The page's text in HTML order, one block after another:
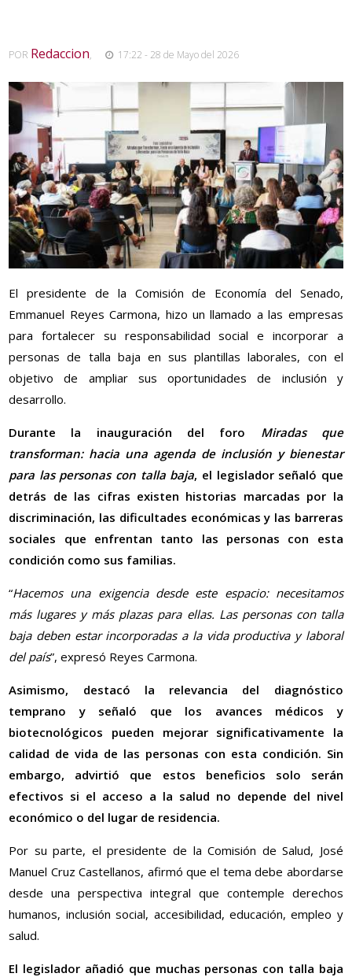
POR Redaccion, 17:22 - 28 de Mayo del 2026
El presidente de la Comisión de Economía del Senado,
Emmanuel Reyes Carmona, hizo un llamado a las empresas
para fortalecer su responsabilidad social e incorporar a
personas de talla baja en sus plantillas laborales, con el
objetivo de ampliar sus oportunidades de inclusión y
desarrollo.
Durante la inauguración del foro Miradas que
transforman: hacia una agenda de inclusión y bienestar
para las personas con talla baja, el legislador señaló que
detrás de las cifras existen historias marcadas por la
discriminación, las dificultades económicas y las barreras
sociales que enfrentan tanto las personas con esta
condición como sus familias.
“Hacemos una exigencia desde este espacio: necesitamos
más lugares y más plazas para ellas. Las personas con talla
baja deben estar incorporadas a la vida productiva y laboral
del país”, expresó Reyes Carmona.
Asimismo, destacó la relevancia del diagnóstico
temprano y señaló que los avances médicos y
biotecnológicos pueden mejorar significativamente la
calidad de vida de las personas con esta condición. Sin
embargo, advirtió que estos beneficios solo serán
efectivos si el acceso a la salud no depende del nivel
económico o del lugar de residencia.
Por su parte, el presidente de la Comisión de Salud, José
Manuel Cruz Castellanos, afirmó que el tema debe abordarse
desde una perspectiva integral que contemple derechos
humanos, inclusión social, accesibilidad, educación, empleo y
salud.
El legislador añadió que muchas personas con talla baja